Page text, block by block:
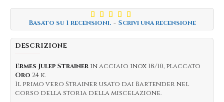
Basato su 1 recensioni. - Scrivi una recensione
DESCRIZIONE
Ermes Julep Strainerin acciaio inox 18/10, placcato
Oro 24 k.
Il primo vero Strainer usato dai Bartender nel
corso della storia della miscelazione.